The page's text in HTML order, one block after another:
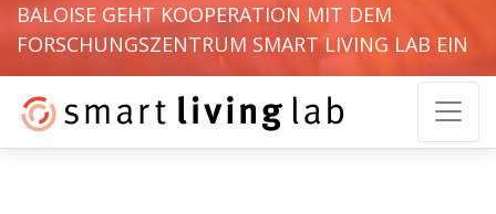
BALOISE GEHT KOOPERATION MIT DEM
FORSCHUNGSZENTRUM SMART LIVING LAB EIN